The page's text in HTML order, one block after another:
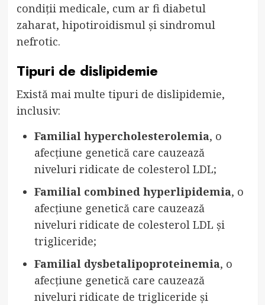
condiții medicale, cum ar fi diabetul
zaharat, hipotiroidismul și sindromul
nefrotic.
Tipuri de dislipidemie
Există mai multe tipuri de dislipidemie,
inclusiv:
Familial hypercholesterolemia, o
afecțiune genetică care cauzează
niveluri ridicate de colesterol LDL;
Familial combined hyperlipidemia, o
afecțiune genetică care cauzează
niveluri ridicate de colesterol LDL și
trigliceride;
Familial dysbetalipoproteinemia, o
afecțiune genetică care cauzează
niveluri ridicate de trigliceride și